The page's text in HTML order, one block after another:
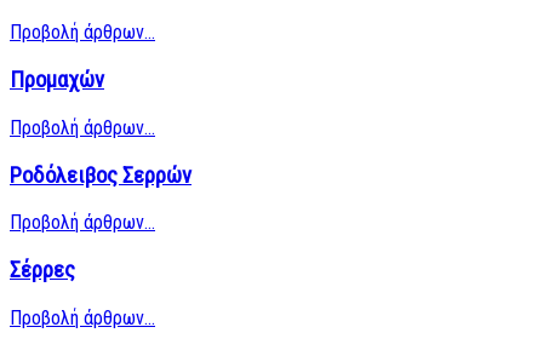
Προβολή άρθρων...
Προμαχών
Προβολή άρθρων...
Ροδόλειβος Σερρών
Προβολή άρθρων...
Σέρρες
Προβολή άρθρων...